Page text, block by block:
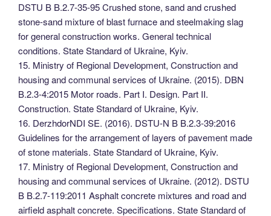
DSTU B B.2.7-35-95 Crushed stone, sand and crushed
stone-sand mixture of blast furnace and steelmaking slag
for general construction works. General technical
conditions. State Standard of Ukraine, Kyiv.
15. Ministry of Regional Development, Construction and
housing and communal services of Ukraine. (2015). DBN
B.2.3-4:2015 Motor roads. Part I. Design. Part II.
Construction. State Standard of Ukraine, Kyiv.
16. DerzhdorNDI SE. (2016). DSTU-N B B.2.3-39:2016
Guidelines for the arrangement of layers of pavement made
of stone materials. State Standard of Ukraine, Kyiv.
17. Ministry of Regional Development, Construction and
housing and communal services of Ukraine. (2012). DSTU
B B.2.7-119:2011 Asphalt concrete mixtures and road and
airfield asphalt concrete. Specifications. State Standard of